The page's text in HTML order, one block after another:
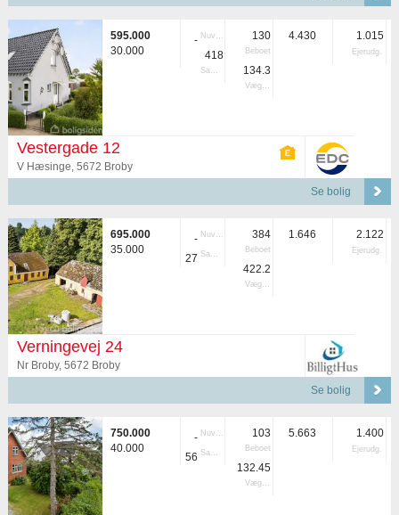
595.000
30.000
- Nuvær.
418
Samlet
130
Beboet
134.3
Vægtet
4.430 1.015
Ejerudg.
Vestergade 12
V Hæsinge, 5672 Broby
Se bolig
695.000
35.000
- Nuvær.
27 Samlet
384
Beboet
422.2
Vægtet
1.646 2.122
Ejerudg.
Verningevej 24
Nr Broby, 5672 Broby
Se bolig
750.000
40.000
- Nuvær.
56 Samlet
103
Beboet
132.45
Vægtet
5.663 1.400
Ejerudg.